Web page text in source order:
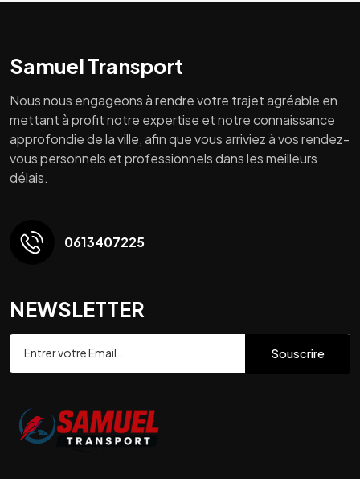
Samuel Transport
Nous nous engageons à rendre votre trajet agréable en
mettant à profit notre expertise et notre connaissance
approfondie de la ville, afin que vous arriviez à vos rendez-
vous personnels et professionnels dans les meilleurs
délais.
0613407225
NEWSLETTER
Souscrire